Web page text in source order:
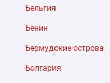
Бельгия
Бенин
Бермудские острова
Болгария